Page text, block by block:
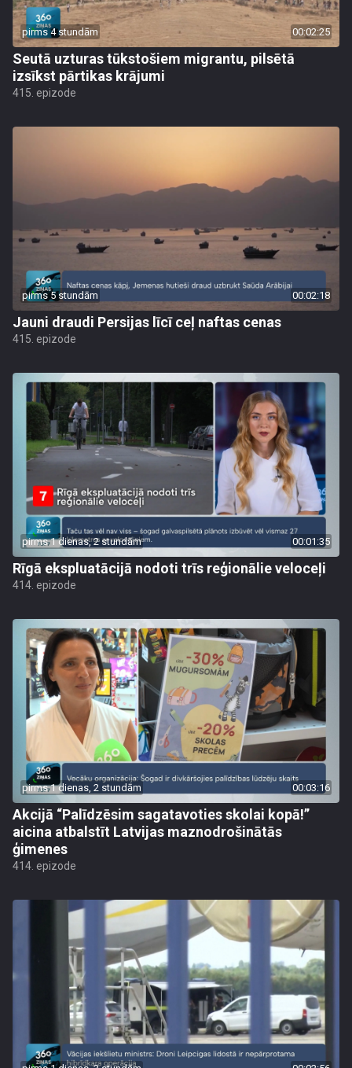
pirms 4 stundām 00:02:25
Seutā uzturas tūkstošiem migrantu, pilsētā
izsīkst pārtikas krājumi
415. epizode
pirms 5 stundām 00:02:18
Jauni draudi Persijas līcī ceļ naftas cenas
415. epizode
pirms 1 dienas, 2 stundām 00:01:35
Rīgā ekspluatācijā nodoti trīs reģionālie veloceļi
414. epizode
pirms 1 dienas, 2 stundām 00:03:16
Akcijā “Palīdzēsim sagatavoties skolai kopā!”
aicina atbalstīt Latvijas maznodrošinātās
ģimenes
414. epizode